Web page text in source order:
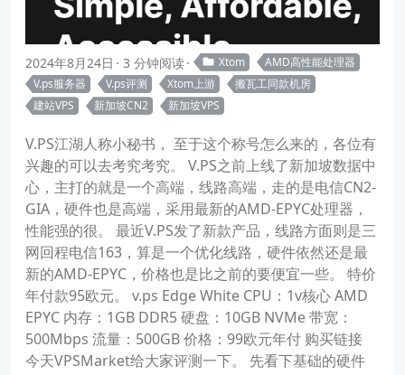
2024年8月24日 3 分钟阅读 Xtom
AMD高性能处理器
V.ps服务器
V.ps评测 Xtom上游
搬瓦工同款机房
建站VPS
新加坡CN2 新加坡VPS
V.PS江湖人称小秘书， 至于这个称号怎么来的，各位有
兴趣的可以去考究考究。 V.PS之前上线了新加坡数据中
心，主打的就是一个高端，线路高端，走的是电信CN2-
GIA，硬件也是高端，采用最新的AMD-EPYC处理器，
性能强的很。 最近V.PS发了新款产品，线路方面则是三
网回程电信163，算是一个优化线路，硬件依然还是最
新的AMD-EPYC，价格也是比之前的要便宜一些。 特价
年付款95欧元。 v.ps Edge White CPU：1v核心 AMD
EPYC 内存：1GB DDR5 硬盘：10GB NVMe 带宽：
500Mbps 流量：500GB 价格：99欧元年付 购买链接
今天VPSMarket给大家评测一下。 先看下基础的硬件